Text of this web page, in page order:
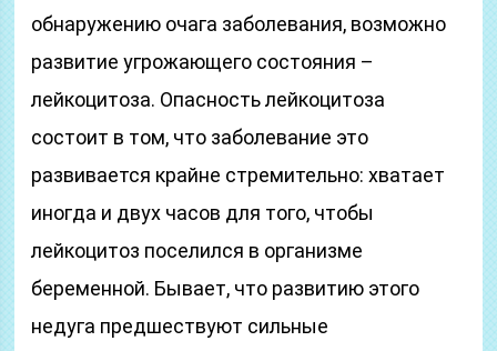
обнаружению очага заболевания, возможно
развитие угрожающего состояния –
лейкоцитоза. Опасность лейкоцитоза
состоит в том, что заболевание это
развивается крайне стремительно: хватает
иногда и двух часов для того, чтобы
лейкоцитоз поселился в организме
беременной. Бывает, что развитию этого
недуга предшествуют сильные